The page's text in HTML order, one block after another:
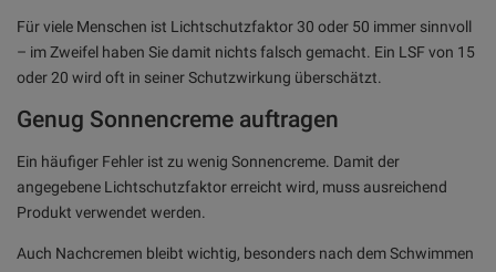
Für viele Menschen ist Lichtschutzfaktor 30 oder 50 immer sinnvoll
– im Zweifel haben Sie damit nichts falsch gemacht. Ein LSF von 15
oder 20 wird oft in seiner Schutzwirkung überschätzt.
Genug Sonnencreme auftragen
Ein häufiger Fehler ist zu wenig Sonnencreme. Damit der
angegebene Lichtschutzfaktor erreicht wird, muss ausreichend
Produkt verwendet werden.
Auch Nachcremen bleibt wichtig, besonders nach dem Schwimmen